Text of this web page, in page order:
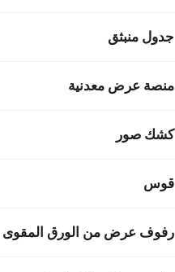
جدول منبثق
منصة عرض معدنية
كشك صور
قوس
رفوف عرض من الورق المقوى